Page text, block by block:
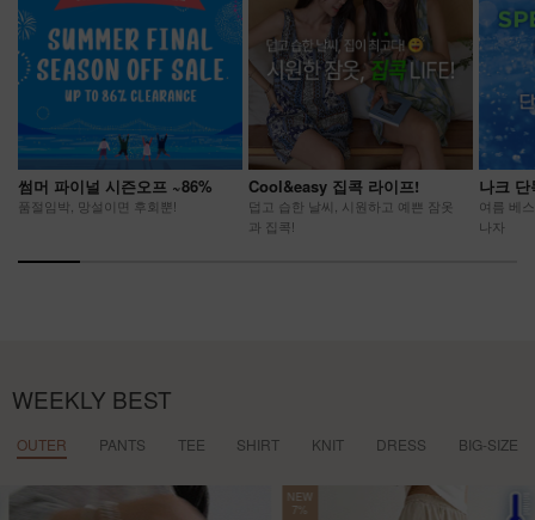
썸머 파이널 시즌오프 ~86%
품절임박, 망설이면 후회뿐!
Cool&easy 집콕 라이프!
덥고 습한 날씨, 시원하고 예쁜 잠옷
과 집콕!
나크
여름 베
나자
WEEKLY BEST
OUTER PANTS TEE SHIRT KNIT DRESS BIG-SIZE
NEW
7%